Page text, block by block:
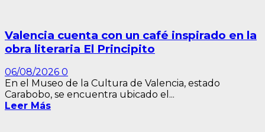
Valencia cuenta con un café inspirado en la
obra literaria El Principito
06/08/2026 0
En el Museo de la Cultura de Valencia, estado
Carabobo, se encuentra ubicado el...
Leer Más